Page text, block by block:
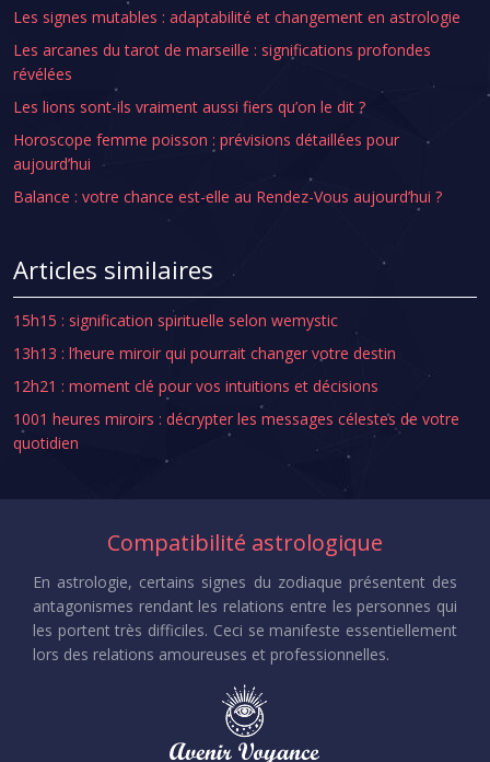
Les signes mutables : adaptabilité et changement en astrologie
Les arcanes du tarot de marseille : significations profondes
révélées
Les lions sont-ils vraiment aussi fiers qu’on le dit ?
Horoscope femme poisson : prévisions détaillées pour
aujourd’hui
Balance : votre chance est-elle au Rendez-Vous aujourd’hui ?
Articles similaires
15h15 : signification spirituelle selon wemystic
13h13 : l’heure miroir qui pourrait changer votre destin
12h21 : moment clé pour vos intuitions et décisions
1001 heures miroirs : décrypter les messages célestes de votre
quotidien
Compatibilité astrologique
En astrologie, certains signes du zodiaque présentent des
antagonismes rendant les relations entre les personnes qui
les portent très difficiles. Ceci se manifeste essentiellement
lors des relations amoureuses et professionnelles.